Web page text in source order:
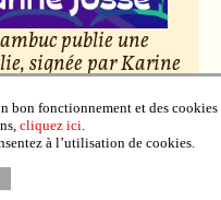
publie une
signée par Karine
vidéo-clubs,
du cinéma.
bon fonctionnement et des cookies
cliquez ici.
à l’utilisation de cookies.